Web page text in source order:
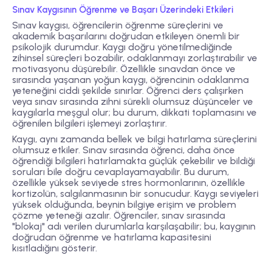
Sınav Kaygısının Öğrenme ve Başarı Üzerindeki Etkileri
Sınav kaygısı, öğrencilerin öğrenme süreçlerini ve
akademik başarılarını doğrudan etkileyen önemli bir
psikolojik durumdur. Kaygı doğru yönetilmediğinde
zihinsel süreçleri bozabilir, odaklanmayı zorlaştırabilir ve
motivasyonu düşürebilir. Özellikle sınavdan önce ve
sırasında yaşanan yoğun kaygı, öğrencinin odaklanma
yeteneğini ciddi şekilde sınırlar. Öğrenci ders çalışırken
veya sınav sırasında zihni sürekli olumsuz düşünceler ve
kaygılarla meşgul olur; bu durum, dikkati toplamasını ve
öğrenilen bilgileri işlemeyi zorlaştırır.
Kaygı, aynı zamanda bellek ve bilgi hatırlama süreçlerini
olumsuz etkiler. Sınav sırasında öğrenci, daha önce
öğrendiği bilgileri hatırlamakta güçlük çekebilir ve bildiği
soruları bile doğru cevaplayamayabilir. Bu durum,
özellikle yüksek seviyede stres hormonlarının, özellikle
kortizolün, salgılanmasının bir sonucudur. Kaygı seviyeleri
yüksek olduğunda, beynin bilgiye erişim ve problem
çözme yeteneği azalır. Öğrenciler, sınav sırasında
"blokaj" adı verilen durumlarla karşılaşabilir; bu, kaygının
doğrudan öğrenme ve hatırlama kapasitesini
kısıtladığını gösterir.